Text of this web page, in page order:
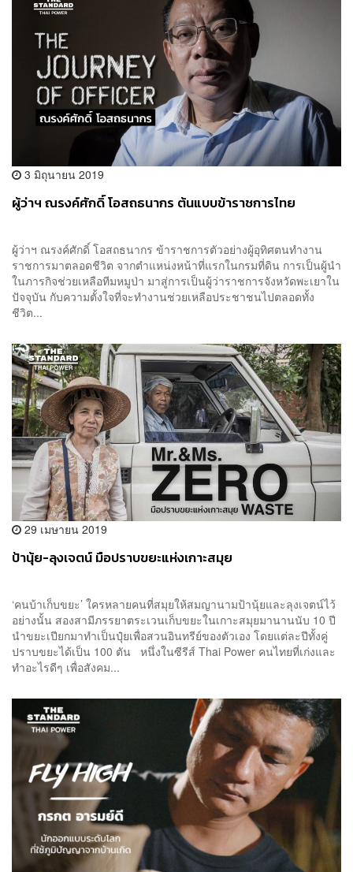
3 มิถุนายน 2019
ผู้ว่าฯ ณรงค์ศักดิ์ โอสถธนากร ต้นแบบข้าราชการไทย
ผู้ว่าฯ ณรงค์ศักดิ์ โอสถธนากร ข้าราชการตัวอย่างผู้อุทิศตนทำงาน
ราชการมาตลอดชีวิต จากตำแหน่งหน้าที่แรกในกรมที่ดิน การเป็นผู้นำ
ในภารกิจช่วยเหลือทีมหมูป่า มาสู่การเป็นผู้ว่าราชการจังหวัดพะเยาใน
ปัจจุบัน กับความตั้งใจที่จะทำงานช่วยเหลือประชาชนไปตลอดทั้ง
ชีวิต...
29 เมษายน 2019
ป้านุ้ย-ลุงเจตน์ มือปราบขยะแห่งเกาะสมุย
‘คนบ้าเก็บขยะ’ ใครหลายคนที่สมุยให้สมญานามป้านุ้ยและลุงเจตน์ไว้
อย่างนั้น สองสามีภรรยาตระเวนเก็บขยะในเกาะสมุยมานานนับ 10 ปี
นำขยะเปียกมาทำเป็นปุ๋ยเพื่อสวนอินทรีย์ของตัวเอง โดยแต่ละปีทั้งคู่
ปราบขยะได้เป็น 100 ตัน หนึ่งในซีรีส์ Thai Power คนไทยที่เก่งและ
ทำอะไรดีๆ เพื่อสังคม...